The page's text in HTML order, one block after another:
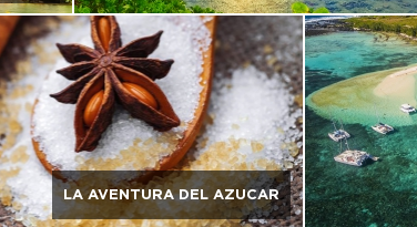
LA AVENTURA DEL AZUCAR